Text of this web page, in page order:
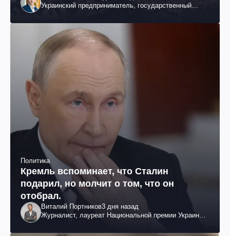
Украинский предприниматель, государственный
Политика
Кремль вспоминает, что Сталин
подарил, но молчит о том, что он
отобрал.
Виталий Портников3 дня назад
Журналист, лауреат Национальной премии Украины